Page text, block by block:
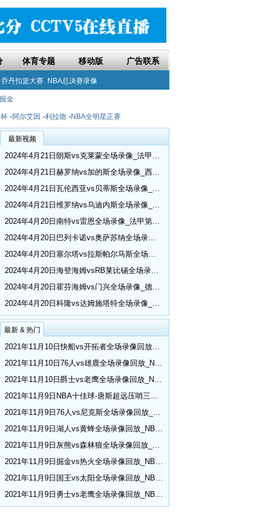
体育专题 移动版 广告联系
乔丹扣篮大赛 NBA总决赛录像
掘金
-阿尔艾因 -利拉德 -NBA全明星正赛
最新视频
2024年4月21日朗斯vs克莱蒙全场录像_法甲第30轮
2024年4月21日赫罗纳vs加的斯全场录像_西甲第32轮
2024年4月21日瓦伦西亚vs贝蒂斯全场录像_西甲第32轮
2024年4月21日维罗纳vs乌迪内斯全场录像_意甲第33轮
2024年4月20日南特vs雷恩全场录像_法甲第30轮
2024年4月20日巴列卡诺vs奥萨苏纳全场录像_西甲第32轮
2024年4月20日塞尔塔vs拉斯帕尔马斯全场录像_西甲第32轮
2024年4月20日海登海姆vsRB莱比锡全场录像_德甲第30轮
2024年4月20日霍芬海姆vs门兴全场录像_德甲第30轮
2024年4月20日科隆vs达姆施塔特全场录像_德甲第30轮
最新 & 热门
2021年11月10日快船vs开拓者全场录像回放_NBA常规赛
2021年11月10日76人vs雄鹿全场录像回放_NBA常规赛
2021年11月10日爵士vs老鹰全场录像回放_NBA常规赛
2021年11月9日NBA十佳球-唐斯超远压哨三分 小乔丹空接隔扣
2021年11月9日76人vs尼克斯全场录像回放_NBA常规赛
2021年11月9日湖人vs黄蜂全场录像回放_NBA常规赛
2021年11月9日灰熊vs森林狼全场录像回放_NBA常规赛
2021年11月9日掘金vs热火全场录像回放_NBA常规赛
2021年11月9日国王vs太阳全场录像回放_NBA常规赛
2021年11月9日勇士vs老鹰全场录像回放_NBA常规赛